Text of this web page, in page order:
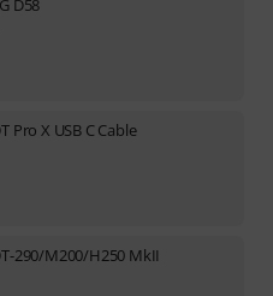
Pro X USB C Cable
290/M200/H250 MkII